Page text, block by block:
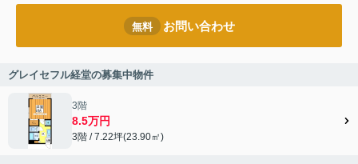
無料 お問い合わせ
グレイセフル経堂の募集中物件
3階
8.5万円
3階 / 7.22坪(23.90㎡)